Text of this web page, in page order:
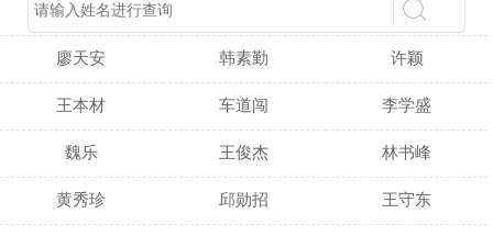
陈育玲 吴晓桃
廖天安 韩素勤 许颖
王本材 车道闯 李学盛
魏乐 王俊杰 林书峰
黄秀珍 邱勋招 王守东